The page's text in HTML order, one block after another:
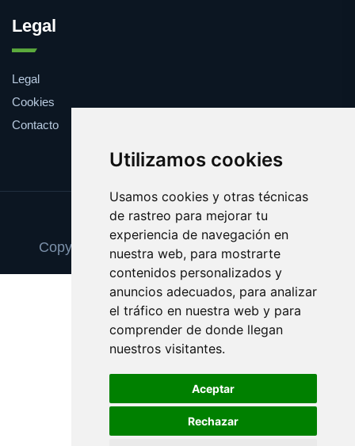
Utilizamos cookies
Usamos cookies y otras técnicas
de rastreo para mejorar tu
experiencia de navegación en
nuestra web, para mostrarte
contenidos personalizados y
anuncios adecuados, para analizar
el tráfico en nuestra web y para
comprender de donde llegan
nuestros visitantes.
Aceptar
Rechazar
Legal
Legal
Cookies
Contacto
Update cookies preferences
Copyright © 2025 academiademodelos.com